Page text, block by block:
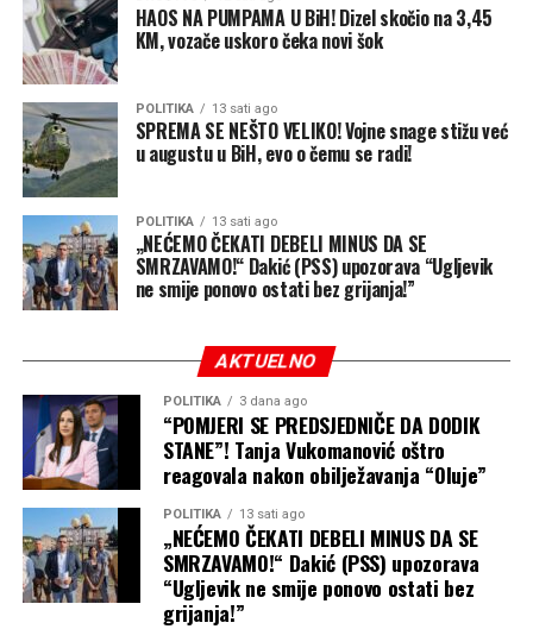
Njemačkoj nastavljeno je bez novih problema.
Jelena je, kako kaže, ostatak puta provela na prednjem
sjedištu.
„Rekla sam mu da me sada dobro gleda svaki put kada
krene automobilom. Sljedeći put, ako izlazim na granici,
uzimam i ključeve“, našalila se, prenosi
HAOS NA PUMPAMA U BiH! Dizel skočio na 3,45
KM, vozače uskoro čeka novi šok
POLITIKA 13 sati ago
SPREMA SE NEŠTO VELIKO! Vojne snage stižu već
u augustu u BiH, evo o čemu se radi!
POLITIKA 13 sati ago
„NEĆEMO ČEKATI DEBELI MINUS DA SE
SMRZAVAMO!“ Dakić (PSS) upozorava “Ugljevik
ne smije ponovo ostati bez grijanja!”
AKTUELNO
POLITIKA 3 dana ago
“POMJERI SE PREDSJEDNIČE DA DODIK
STANE”! Tanja Vukomanović oštro
reagovala nakon obilježavanja “Oluje”
POLITIKA 13 sati ago
„NEĆEMO ČEKATI DEBELI MINUS DA SE
SMRZAVAMO!“ Dakić (PSS) upozorava
“Ugljevik ne smije ponovo ostati bez
grijanja!”